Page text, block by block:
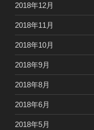
2018年12月
2018年11月
2018年10月
2018年9月
2018年8月
2018年6月
2018年5月